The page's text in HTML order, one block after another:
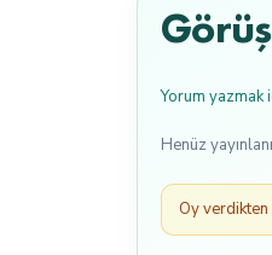
Yorum yazmak
Henüz
Oy